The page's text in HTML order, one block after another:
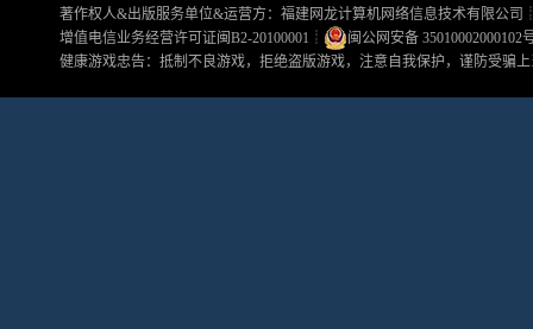
著作权人&出版服务单位&运营方：福建网龙计算机网络信息技术有限公司
增值电信业务经营许可证闽B2-20100001 ┊
闽公网安备 35010002000102
健康游戏忠告：抵制不良游戏，拒绝盗版游戏，注意自我保护，谨防受骗